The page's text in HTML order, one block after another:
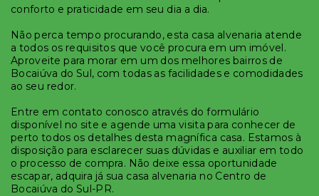
conforto e praticidade em seu dia a dia.
Não perca tempo procurando, esta casa alvenaria atende
a todos os requisitos que você procura em um imóvel.
Aproveite para morar em um dos melhores bairros de
Bocaiúva do Sul, com todas as facilidades e comodidades
ao seu redor.
Entre em contato conosco através do formulário
disponível no site e agende uma visita para conhecer de
perto todos os detalhes desta magnífica casa. Estamos à
disposição para esclarecer suas dúvidas e auxiliar em todo
o processo de compra. Não deixe essa oportunidade
escapar, adquira já sua casa alvenaria no Centro de
Bocaiúva do Sul-PR.